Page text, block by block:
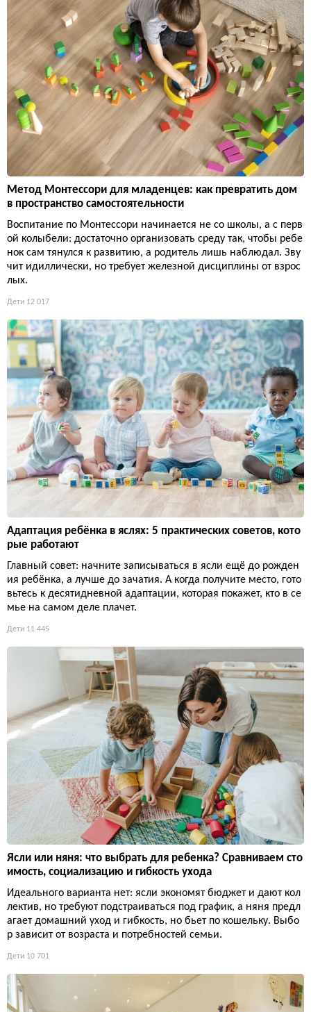
Метод Монтессори для младенцев: как превратить дом
в пространство самостоятельности
Воспитание по Монтессори начинается не со школы, а с перв
ой колыбели: достаточно организовать среду так, чтобы ребе
нок сам тянулся к развитию, а родитель лишь наблюдал. Зву
чит идиллически, но требует железной дисциплины от взрос
лых.
Дети 12 017
Адаптация ребёнка в яслях: 5 практических советов, кото
рые работают
Главный совет: начните записываться в ясли ещё до рожден
ия ребёнка, а лучше до зачатия. А когда получите место, гото
вьтесь к десятидневной адаптации, которая покажет, кто в се
мье на самом деле плачет.
Дети 11 445
Ясли или няня: что выбрать для ребенка? Сравниваем сто
имость, социализацию и гибкость ухода
Идеального варианта нет: ясли экономят бюджет и дают кол
лектив, но требуют подстраиваться под график, а няня предл
агает домашний уход и гибкость, но бьет по кошельку. Выбо
р зависит от возраста и потребностей семьи.
Дети 10 701